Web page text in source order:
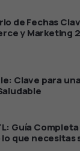
de Fechas
y Marketing
Clave para
Guía
lo que necesitas